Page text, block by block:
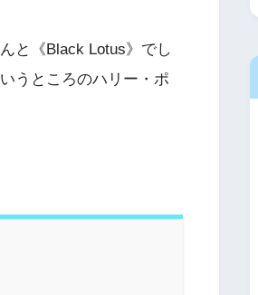
と《Black Lotus》でし
うところのハリー・ポ